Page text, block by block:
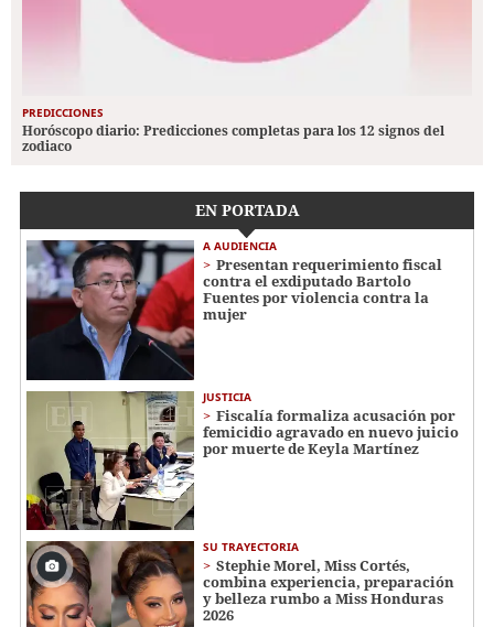
PREDICCIONES
Horóscopo diario: Predicciones completas para los 12 signos del
zodiaco
EN PORTADA
A AUDIENCIA
Presentan requerimiento fiscal
contra el exdiputado Bartolo
Fuentes por violencia contra la
mujer
JUSTICIA
Fiscalía formaliza acusación por
femicidio agravado en nuevo juicio
por muerte de Keyla Martínez
SU TRAYECTORIA
Stephie Morel, Miss Cortés,
combina experiencia, preparación
y belleza rumbo a Miss Honduras
2026